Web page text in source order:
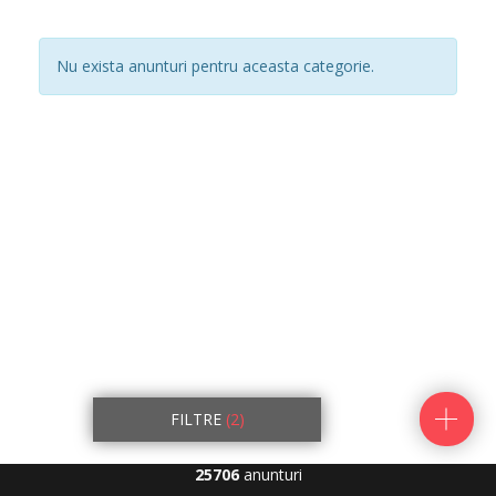
Nu exista anunturi pentru aceasta categorie.
FILTRE (2)
25706anunturi